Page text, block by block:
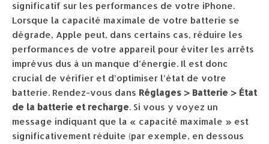
significatif sur les performances de votre iPhone.
Lorsque la capacité maximale de votre batterie se
dégrade, Apple peut, dans certains cas, réduire les
performances de votre appareil pour éviter les arrêts
imprévus dus à un manque d’énergie. Il est donc
crucial de vérifier et d’optimiser l’état de votre
batterie. Rendez-vous dans Réglages > Batterie > État
de la batterie et recharge. Si vous y voyez un
message indiquant que la « capacité maximale » est
significativement réduite (par exemple, en dessous